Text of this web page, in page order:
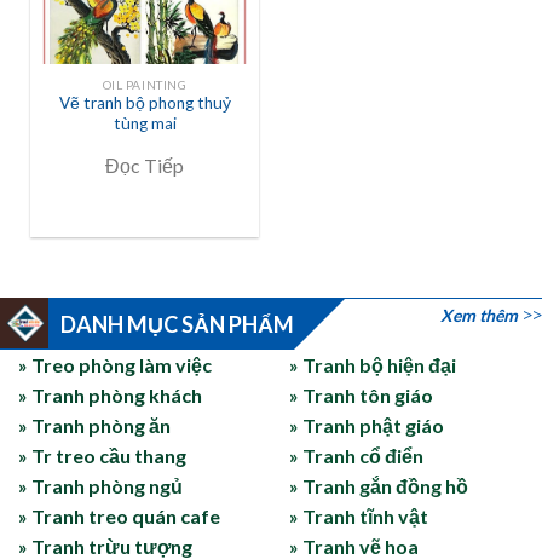
OIL PAINTING
Vẽ tranh bộ phong thuỷ
tùng mai
Đọc Tiếp
DANH MỤC SẢN PHẨM Xem thêm
» Treo phòng làm việc
» Tranh phòng khách
» Tranh phòng ăn
» Tr treo cầu thang
» Tranh phòng ngủ
» Tranh treo quán cafe
» Tranh trừu tượng
» Tranh bộ hiện đại
» Tranh tôn giáo
» Tranh phật giáo
» Tranh cổ điển
» Tranh gắn đồng hồ
» Tranh tĩnh vật
» Tranh vẽ hoa